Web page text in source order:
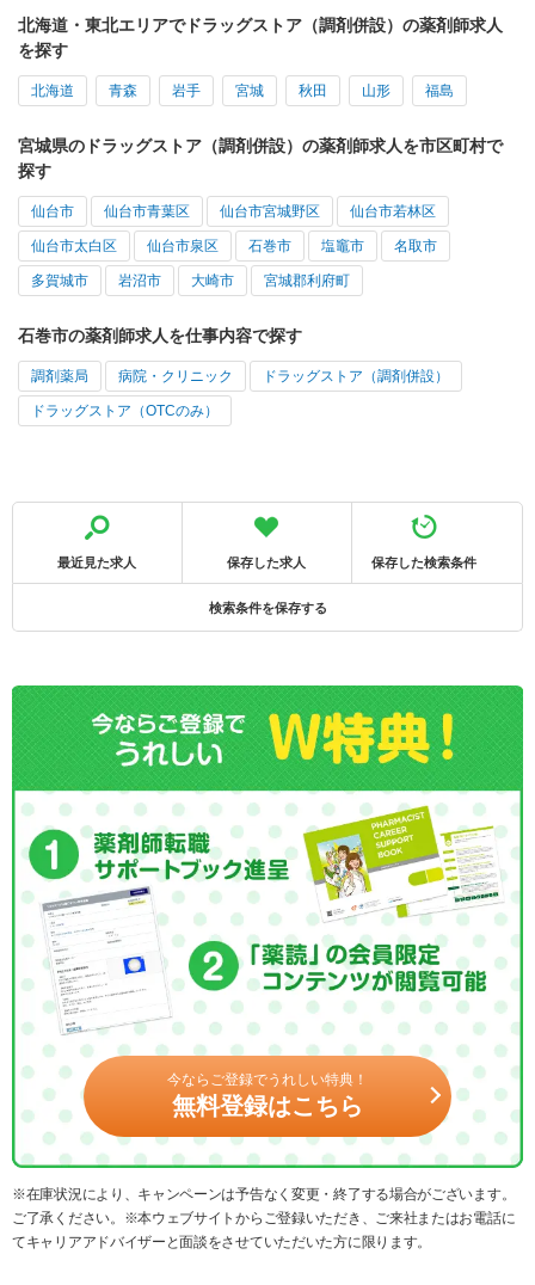
北海道・東北エリアでドラッグストア（調剤併設）の薬剤師求人
を探す
北海道 青森 岩手 宮城 秋田 山形 福島
宮城県のドラッグストア（調剤併設）の薬剤師求人を市区町村で
探す
仙台市 仙台市青葉区 仙台市宮城野区 仙台市若林区
仙台市太白区 仙台市泉区 石巻市 塩竈市 名取市
多賀城市 岩沼市 大崎市 宮城郡利府町
石巻市の薬剤師求人を仕事内容で探す
調剤薬局 病院・クリニック ドラッグストア（調剤併設）
ドラッグストア（OTCのみ）
最近見た求人 保存した求人 保存した検索条件
検索条件を保存する
今ならご登録でうれしい特典！
無料登録はこちら
※在庫状況により、キャンペーンは予告なく変更・終了する場合がございます。
ご了承ください。※本ウェブサイトからご登録いただき、ご来社またはお電話に
てキャリアアドバイザーと面談をさせていただいた方に限ります。